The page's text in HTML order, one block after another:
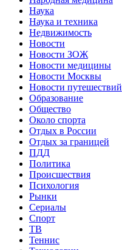
Наука
Наука и техника
Недвижимость
Новости
Новости ЗОЖ
Новости медицины
Новости Москвы
Новости путешествий
Образование
Общество
Около спорта
Отдых в России
Отдых за границей
ПДД
Политика
Происшествия
Психология
Рынки
Сериалы
Спорт
ТВ
Теннис